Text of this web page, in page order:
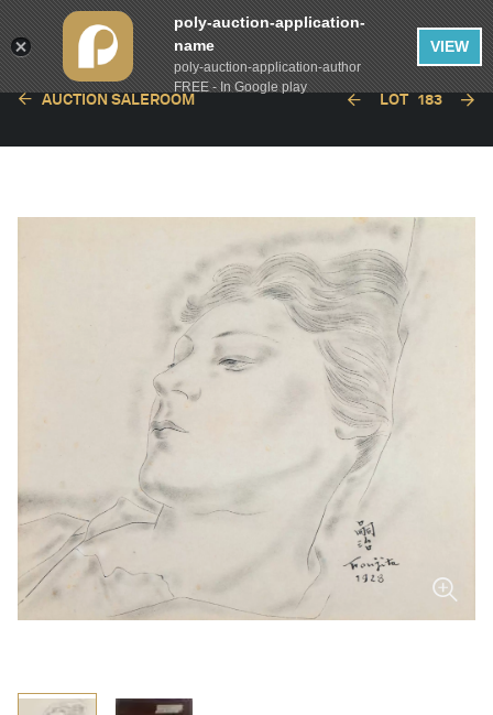
繁體中文
AUCTION SALEROOM LOT 183
poly-auction-application-
name
poly-auction-application-author
FREE - In Google play
VIEW